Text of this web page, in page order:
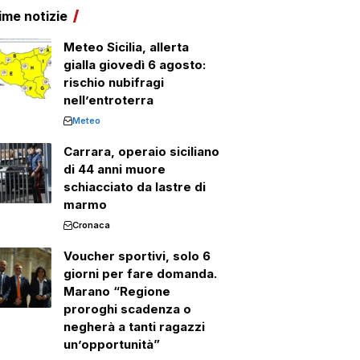
notizie
Meteo Sicilia, allerta
gialla giovedì 6 agosto:
rischio nubifragi
nell’entroterra
Meteo
Carrara, operaio siciliano
di 44 anni muore
schiacciato da lastre di
marmo
Cronaca
Voucher sportivi, solo 6
giorni per fare domanda.
Marano “Regione
proroghi scadenza o
negherà a tanti ragazzi
un’opportunità”